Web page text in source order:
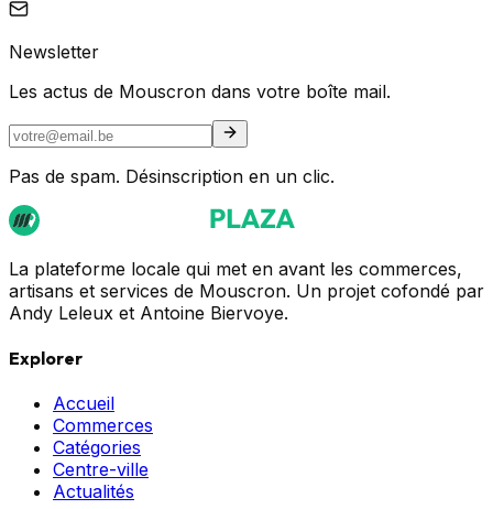
Newsletter
Les actus de Mouscron dans votre boîte mail.
Pas de spam. Désinscription en un clic.
La plateforme locale qui met en avant les commerces,
artisans et services de Mouscron. Un projet cofondé par
Andy Leleux et Antoine Biervoye.
Explorer
Accueil
Commerces
Catégories
Centre-ville
Actualités